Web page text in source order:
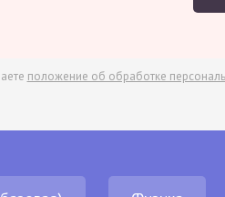
положение об обработке